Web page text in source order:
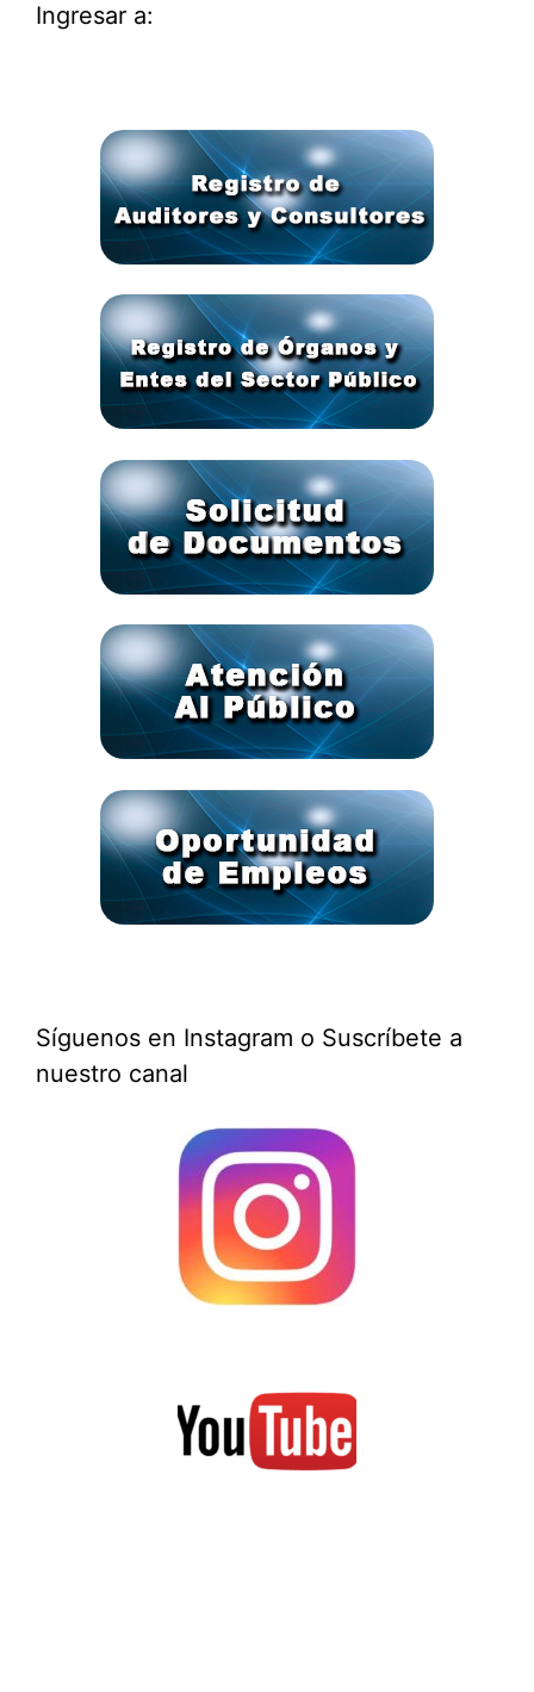
Ingresar a:
Síguenos en Instagram o Suscríbete a
nuestro canal